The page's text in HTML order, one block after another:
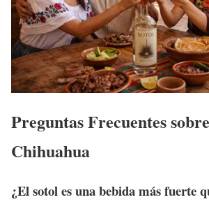
Preguntas Frecuentes
Chihuahua
¿El sotol es una bebida más fuerte